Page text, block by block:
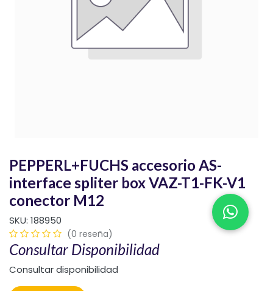
PEPPERL+FUCHS accesorio AS-
interface spliter box VAZ-T1-FK-V1
conector M12
SKU: 188950
(0 reseña)
Consultar Disponibilidad
Consultar disponibilidad